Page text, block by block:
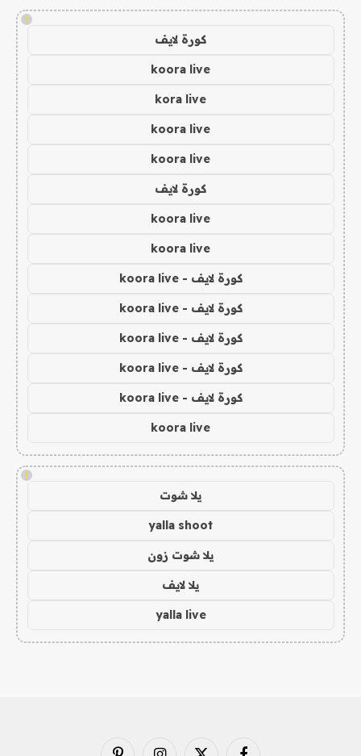
!
كورة لايف
koora live
kora live
koora live
koora live
كورة لايف
koora live
koora live
كورة لايف - koora live
كورة لايف - koora live
كورة لايف - koora live
كورة لايف - koora live
كورة لايف - koora live
koora live
!
يلا شوت
yalla shoot
يلا شوت زون
يلا لايف
yalla live